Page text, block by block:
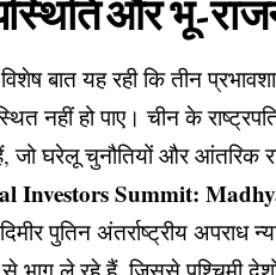
और भू-
बात यह रही कि तीन
नहीं हो पाए। चीन के
हैं, जो घरेलू चुनौतियों और
Investors Summit:
पुतिन अंतर्राष्ट्रीय अपराध